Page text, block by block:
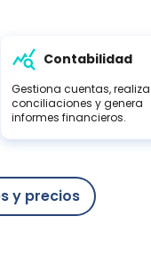
Contabilidad
Gestiona cuentas, realiza
conciliaciones y genera
informes financieros.
y precios